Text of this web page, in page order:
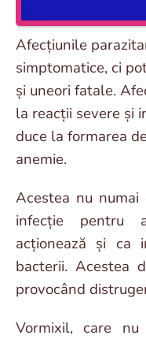
Afecțiunile
simptomatice, ci
și uneori fatale.
la reacții severe și
duce la formarea
anemie.
Acestea nu numai
infecție pentru
acționează și ca
bacterii. Acestea
provocând
Vormixil, care nu